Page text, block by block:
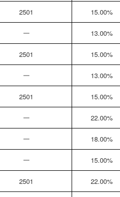
2501 15.00%
一 13.00%
2501 15.00%
一 13.00%
2501 15.00%
一 22.00%
一 18.00%
一 15.00%
2501 22.00%